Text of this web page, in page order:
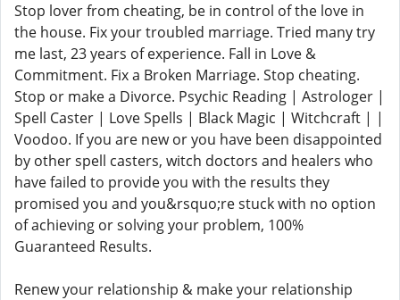
Stop lover from cheating, be in control of the love in
the house. Fix your troubled marriage. Tried many try
me last, 23 years of experience. Fall in Love &
Commitment. Fix a Broken Marriage. Stop cheating.
Stop or make a Divorce. Psychic Reading | Astrologer |
Spell Caster | Love Spells | Black Magic | Witchcraft | |
Voodoo. If you are new or you have been disappointed
by other spell casters, witch doctors and healers who
have failed to provide you with the results they
promised you and you&rsquo;re stuck with no option
of achieving or solving your problem, 100%
Guaranteed Results.
Renew your relationship & make your relationship